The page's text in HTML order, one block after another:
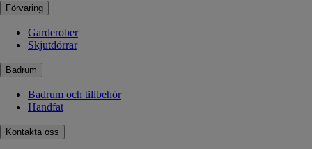
Förvaring
Garderober
Skjutdörrar
Badrum
Badrum och tillbehör
Handfat
Kontakta oss